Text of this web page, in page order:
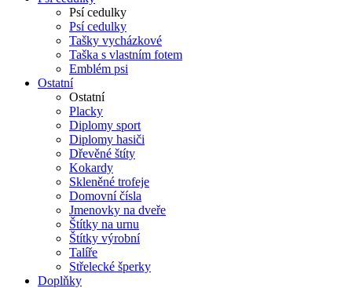
Psí cedulky
Psí cedulky
Tašky vycházkové
Taška s vlastním fotem
Emblém psi
Ostatní
Ostatní
Placky
Diplomy sport
Diplomy hasiči
Dřevěné štíty
Kokardy
Skleněné trofeje
Domovní čísla
Jmenovky na dveře
Štítky na urnu
Štítky výrobní
Talíře
Střelecké šperky
Doplňky